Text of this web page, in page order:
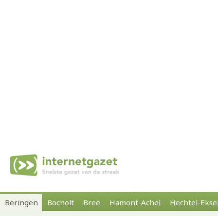
Beringen Bocholt Bree Hamont-Achel Hechtel-